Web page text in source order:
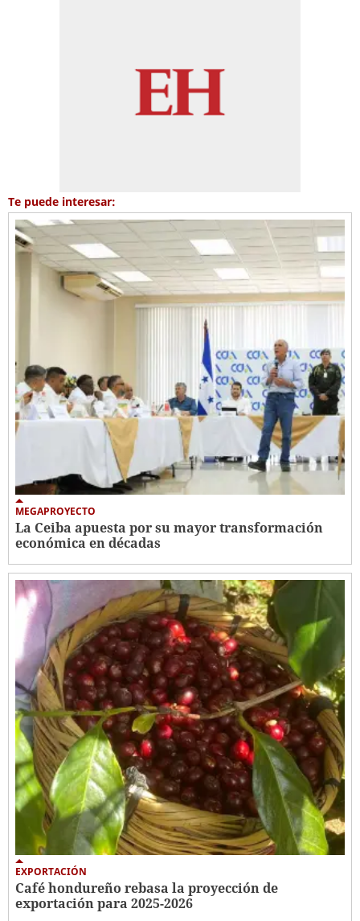
Te puede interesar:
MEGAPROYECTO
La Ceiba apuesta por su mayor transformación
económica en décadas
EXPORTACIÓN
Café hondureño rebasa la proyección de
exportación para 2025-2026